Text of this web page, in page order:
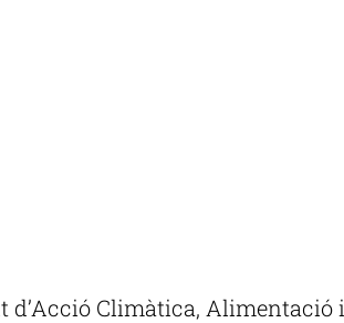
d’Acció Climàtica, Alimentació i